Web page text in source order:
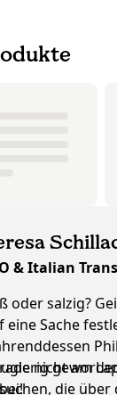
& Italian
oder salzig?
eine Sache
nicht am
die